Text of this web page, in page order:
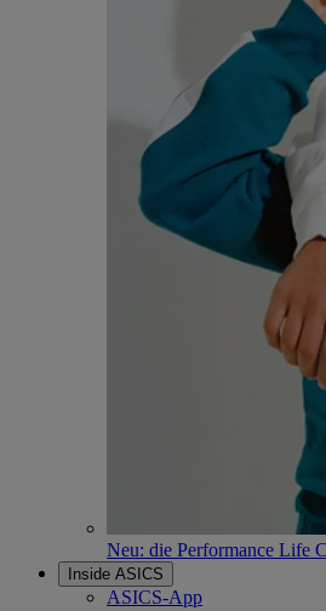
Neu: die Performance Life
Inside ASICS
ASICS-App